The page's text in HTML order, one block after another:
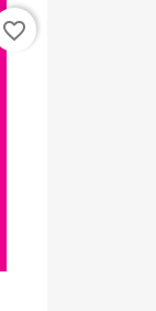
favorite_border